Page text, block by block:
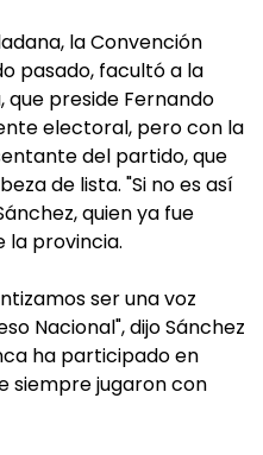
la Convención
pasado, facultó a la
que preside Fernando
electoral, pero con la
del partido, que
de lista. "Si no es así
quien ya fue
la provincia.
ser una voz
Nacional", dijo Sánchez
ha participado en
siempre jugaron con